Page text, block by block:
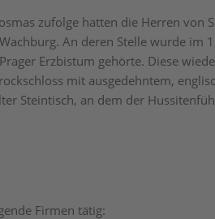
zufolge hatten die Herren von
An deren Stelle wurde im
Erzbistum gehörte. Diese
mit ausgedehntem,
Steintisch, an dem der
Firmen tätig: